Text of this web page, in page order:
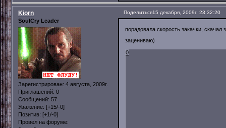
Поделиться15 декабря, 2009г. 23:32:20
Kiorn
SoulCry Leader
Зарегистрирован: 4 августа, 2009г.
Приглашений: 0
Сообщений: 57
Уважение: [+15/-0]
Позитив: [+1/-0]
Провел на форуме:
порадовала скорость закачки,
зацениваю)
0